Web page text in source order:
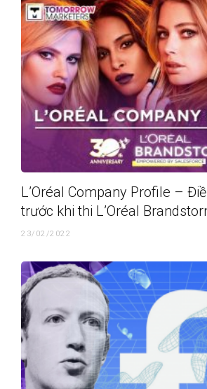
L’Oréal Company Profile –
trước khi thi L’Oréal
23/02/2022